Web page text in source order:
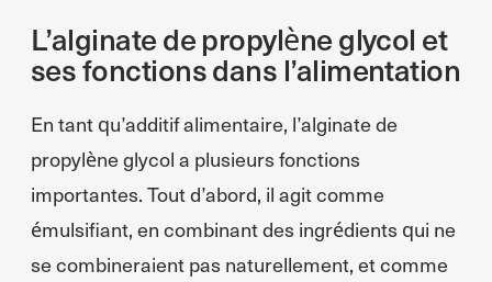
L’alginate de propylène glycol et
ses fonctions dans l’alimentation
En tant qu’additif alimentaire, l’alginate de
propylène glycol a plusieurs fonctions
importantes. Tout d’abord, il agit comme
émulsifiant, en combinant des ingrédients qui ne
se combineraient pas naturellement, et comme